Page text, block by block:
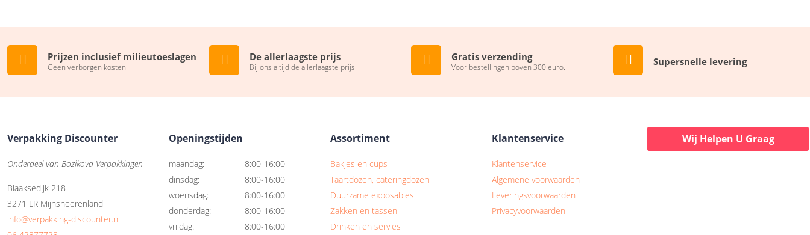
Prijzen inclusief milieutoeslagen
Geen verborgen kosten
De allerlaagste prijs
Bij ons altijd de allerlaagste prijs
Gratis verzending
Voor bestellingen boven 300 euro. Supersnelle levering
Verpakking Discounter
Onderdeel van Bozikova Verpakkingen
Blaaksedijk 218
3271 LR Mijnsheerenland
info@verpakking-discounter.nl
Openingstijden
maandag:
8:00-16:00
dinsdag:
8:00-16:00
woensdag:
8:00-16:00
donderdag:
8:00-16:00
vrijdag:
8:00-16:00
Assortiment
Bakjes en cups
Taartdozen, cateringdozen
Duurzame exposables
Zakken en tassen
Drinken en servies
Klantenservice
Klantenservice
Algemene voorwaarden
Leveringsvoorwaarden
Privacyvoorwaarden
Wij Helpen U Graag